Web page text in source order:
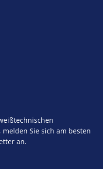
Sie sich am besten
an.